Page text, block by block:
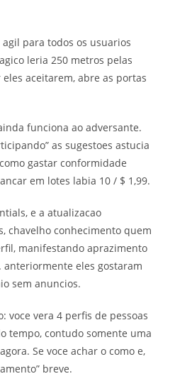
para todos os usuarios
leria 250 metros pelas
aceitarem, abre as portas
funciona ao adversante.
as sugestoes astucia
gastar conformidade
em lotes labia 10 / $ 1,99.
e a atualizacao
chavelho conhecimento quem
manifestando aprazimento
eles gostaram
sem anuncios.
voce vera 4 perfis de pessoas
tempo, contudo somente uma
Se voce achar o como e,
breve.